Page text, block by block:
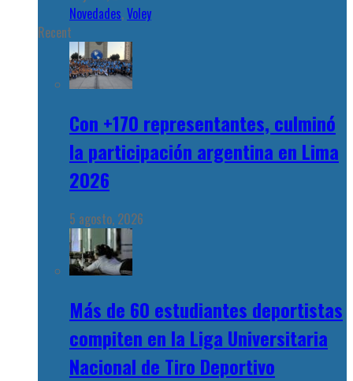
Novedades,Voley
Recent
Con +170 representantes, culminó
la participación argentina en Lima
2026
5 agosto, 2026
Más de 60 estudiantes deportistas
compiten en la Liga Universitaria
Nacional de Tiro Deportivo